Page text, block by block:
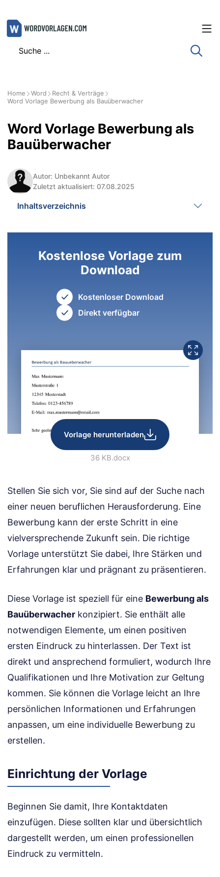
Zum
Inhalt
Home Word
Recht & Verträge
Word Vorlage Bewerbung als Bauüberwacher
Word Vorlage Bewerbung als
Bauüberwacher
Autor: Unbekannt Autor
Zuletzt aktualisiert: 07.08.2025
Inhaltsverzeichnis
Kostenlose Vorlage zum
Download
Kostenloser Download
Direkt verfügbar
Vorlage herunterladen
36 KB.docx
Stellen Sie sich vor, Sie sind auf der Suche nach
einer neuen beruflichen Herausforderung. Eine
Bewerbung kann der erste Schritt in eine
vielversprechende Zukunft sein. Die richtige
Vorlage unterstützt Sie dabei, Ihre Stärken und
Erfahrungen klar und prägnant zu präsentieren.
Diese Vorlage ist speziell für eine Bewerbung als
Bauüberwacher konzipiert. Sie enthält alle
notwendigen Elemente, um einen positiven
ersten Eindruck zu hinterlassen. Der Text ist
direkt und ansprechend formuliert, wodurch Ihre
Qualifikationen und Ihre Motivation zur Geltung
kommen. Sie können die Vorlage leicht an Ihre
persönlichen Informationen und Erfahrungen
anpassen, um eine individuelle Bewerbung zu
erstellen.
Einrichtung der Vorlage
Beginnen Sie damit, Ihre Kontaktdaten
einzufügen. Diese sollten klar und übersichtlich
dargestellt werden, um einen professionellen
Eindruck zu vermitteln.